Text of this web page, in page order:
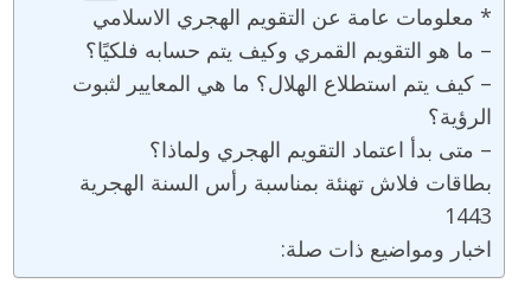
* معلومات عامة عن التقويم الهجري الاسلامي
– ما هو التقويم القمري وكيف يتم حسابه فلكيًا؟
– كيف يتم استطلاع الهلال؟ ما هي المعايير لثبوت
الرؤية؟
– متى بدأ اعتماد التقويم الهجري ولماذا؟
بطاقات فلاش تهنئة بمناسبة رأس السنة الهجرية
1443
اخبار ومواضيع ذات صلة: